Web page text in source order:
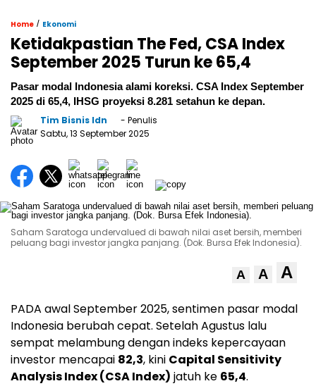
Home / Ekonomi
Ketidakpastian The Fed, CSA Index
September 2025 Turun ke 65,4
Pasar modal Indonesia alami koreksi. CSA Index September
2025 di 65,4, IHSG proyeksi 8.281 setahun ke depan.
Tim Bisnis Idn
- Penulis
Sabtu, 13 September 2025
Saham Saratoga undervalued di bawah nilai aset bersih, memberi
peluang bagi investor jangka panjang. (Dok. Bursa Efek Indonesia).
A A A
PADA awal September 2025, sentimen pasar modal
Indonesia berubah cepat. Setelah Agustus lalu
sempat melambung dengan indeks kepercayaan
investor mencapai 82,3, kini Capital Sensitivity
Analysis Index (CSA Index) jatuh ke 65,4.